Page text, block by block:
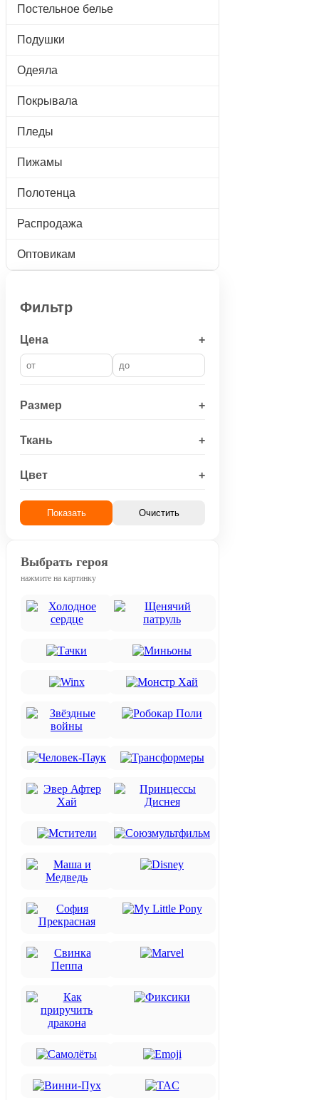
Постельное белье
Подушки
Одеяла
Покрывала
Пледы
Пижамы
Полотенца
Распродажа
Оптовикам
Фильтр
Цена +
Размер +
Ткань +
Цвет +
Показать Очистить
Выбрать героя
нажмите на картинку